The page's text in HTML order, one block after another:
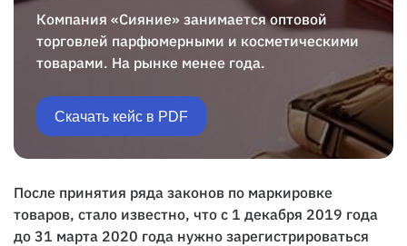
Компания «Сияние» занимается оптовой
торговлей парфюмерными и косметическими
товарами. На рынке менее года.
Скачать кейс в PDF
После принятия ряда законов по маркировке
товаров, стало известно, что с 1 декабря 2019 года
до 31 марта 2020 года нужно зарегистрироваться